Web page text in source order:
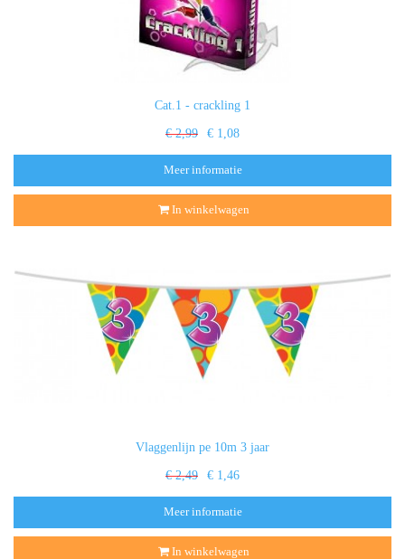
Cat.1 - crackling 1
€ 2,99 € 1,08
Meer informatie
In winkelwagen
Vlaggenlijn pe 10m 3 jaar
€ 2,49 € 1,46
Meer informatie
In winkelwagen